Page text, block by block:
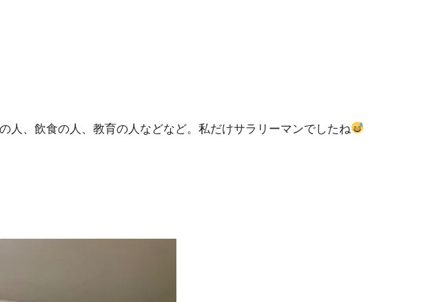
人、飲食の人、教育の人などなど。私だけサラリーマンでしたね